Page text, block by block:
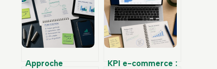
Approche
KPI e-commerce :